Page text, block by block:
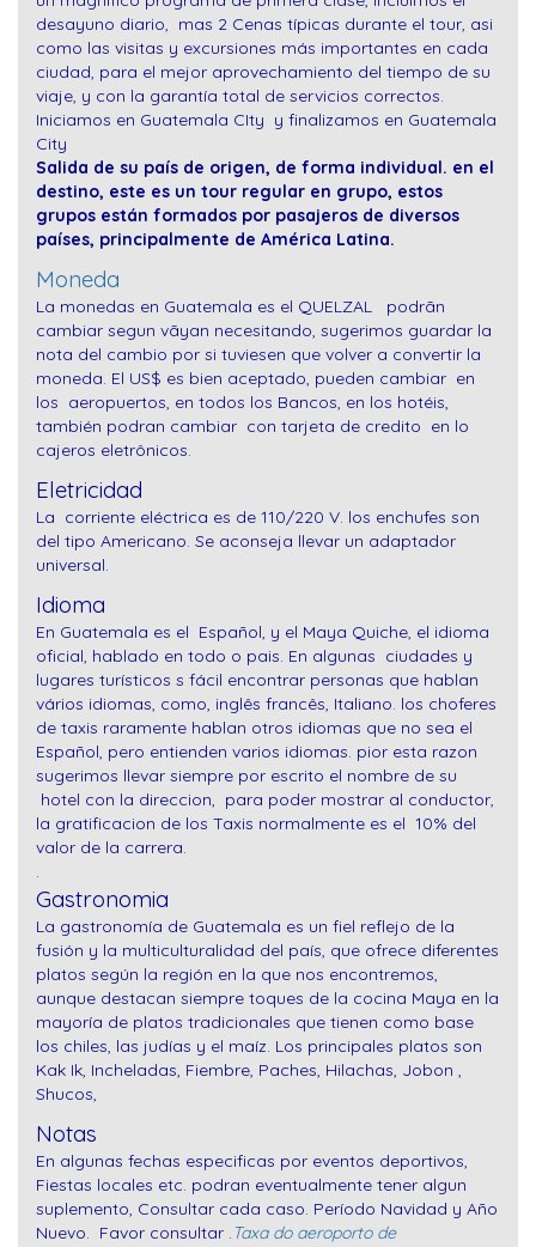
desayuno diario, mas 2 Cenas típicas durante el tour, asi
como las visitas y excursiones más importantes en cada
ciudad, para el mejor aprovechamiento del tiempo de su
viaje, y con la garantía total de servicios correctos.
Iniciamos en Guatemala CIty y finalizamos en Guatemala
City
Salida de su país de origen, de forma individual. en el
destino, este es un tour regular en grupo, estos
grupos están formados por pasajeros de diversos
países, principalmente de América Latina.
Moneda
La monedas en Guatemala es el QUELZAL
podrãn
cambiar segun vãyan necesitando, sugerimos guardar la
nota del cambio por si tuviesen que volver a convertir la
moneda. El US$ es bien aceptado, pueden cambiar en
los aeropuertos, en todos los Bancos, en los hotéis,
también podran cambiar con tarjeta de credito en lo
cajeros eletrônicos.
Eletricidad
La corriente eléctrica es de 110/220 V. los enchufes son
del tipo Americano. Se aconseja llevar un adaptador
universal.
Idioma
En Guatemala es el Español, y el Maya Quiche, el idioma
oficial, hablado en todo o pais. En algunas ciudades y
lugares turísticos s fácil encontrar personas que hablan
vários idiomas, como, inglês francês, Italiano. los choferes
de taxis raramente hablan otros idiomas que no sea el
Español, pero entienden varios idiomas. pior esta razon
sugerimos llevar siempre por escrito el nombre de su
hotel con la direccion, para poder mostrar al conductor,
la gratificacion de los Taxis normalmente es el 10% del
valor de la carrera.
.
Gastronomia
La gastronomía de Guatemala es un fiel reflejo de la
fusión y la multiculturalidad del país, que ofrece diferentes
platos según la región en la que nos encontremos,
aunque destacan siempre toques de la cocina Maya en la
mayoría de platos tradicionales que tienen como base
los chiles, las judías y el maíz. Los principales platos son
Kak Ik, Incheladas, Fiembre, Paches, Hilachas, Jobon ,
Shucos,
Notas
En algunas fechas especificas por eventos deportivos,
Fiestas locales etc. podran eventualmente tener algun
suplemento, Consultar cada caso. Período Navidad y Año
Nuevo. Favor consultar . Taxa do aeroporto de